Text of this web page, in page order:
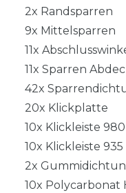
2x Randsparren
9x Mittelsparren
11x
11x Sparren
42x
20x Klickplatte
10x Klickleiste
10x Klickleiste
2x
10x